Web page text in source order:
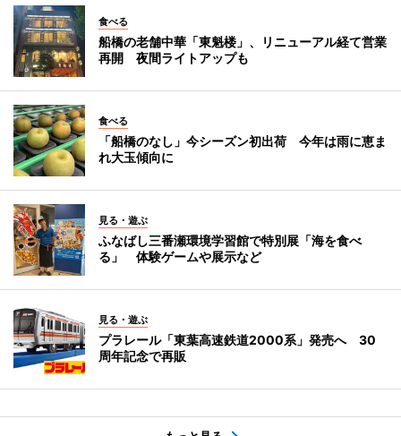
食べる
船橋の老舗中華「東魁楼」、リニューアル経て営業
再開 夜間ライトアップも
食べる
「船橋のなし」今シーズン初出荷 今年は雨に恵ま
れ大玉傾向に
見る・遊ぶ
ふなばし三番瀬環境学習館で特別展「海を食べ
る」 体験ゲームや展示など
見る・遊ぶ
プラレール「東葉高速鉄道2000系」発売へ 30
周年記念で再販